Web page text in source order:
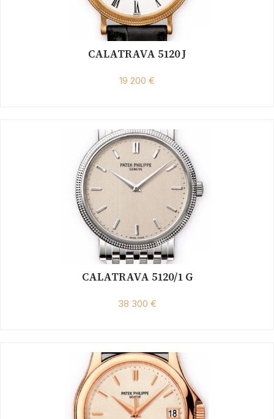
CALATRAVA 5120 J
19 200 €
CALATRAVA 5120/1 G
38 300 €